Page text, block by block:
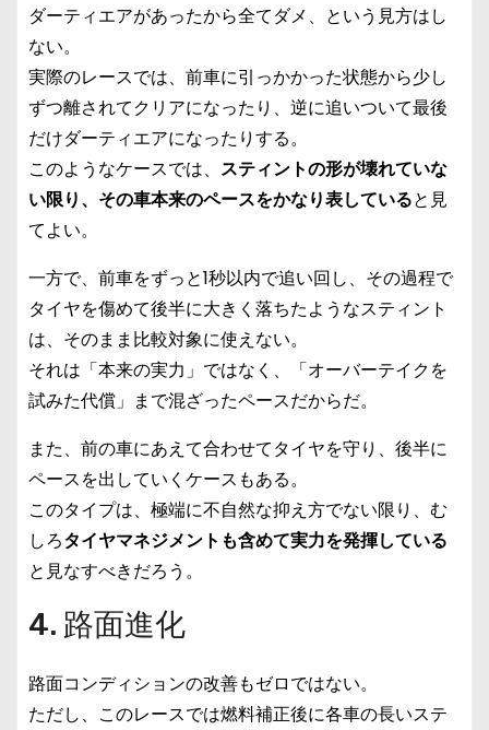
ダーティエアがあったから全てダメ、という見方はし
ない。
実際のレースでは、前車に引っかかった状態から少し
ずつ離されてクリアになったり、逆に追いついて最後
だけダーティエアになったりする。
このようなケースでは、 スティントの形が壊れていな
い限り、その車本来のペースをかなり表していると見
てよい。
一方で、前車をずっと1秒以内で追い回し、その過程で
タイヤを傷めて後半に大きく落ちたようなスティント
は、そのまま比較対象に使えない。
それは「本来の実力」ではなく、「オーバーテイクを
試みた代償」まで混ざったペースだからだ。
また、前の車にあえて合わせてタイヤを守り、後半に
ペースを出していくケースもある。
このタイプは、極端に不自然な抑え方でない限り、む
しろタイヤマネジメントも含めて実力を発揮している
と見なすべきだろう。
4. 路面進化
路面コンディションの改善もゼロではない。
ただし、このレースでは燃料補正後に各車の長いステ